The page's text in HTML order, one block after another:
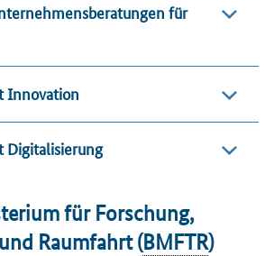
für
Innovation
Digitalisierung
für Forschung,
Raumfahrt (BMFTR)